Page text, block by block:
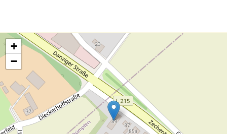
+
−